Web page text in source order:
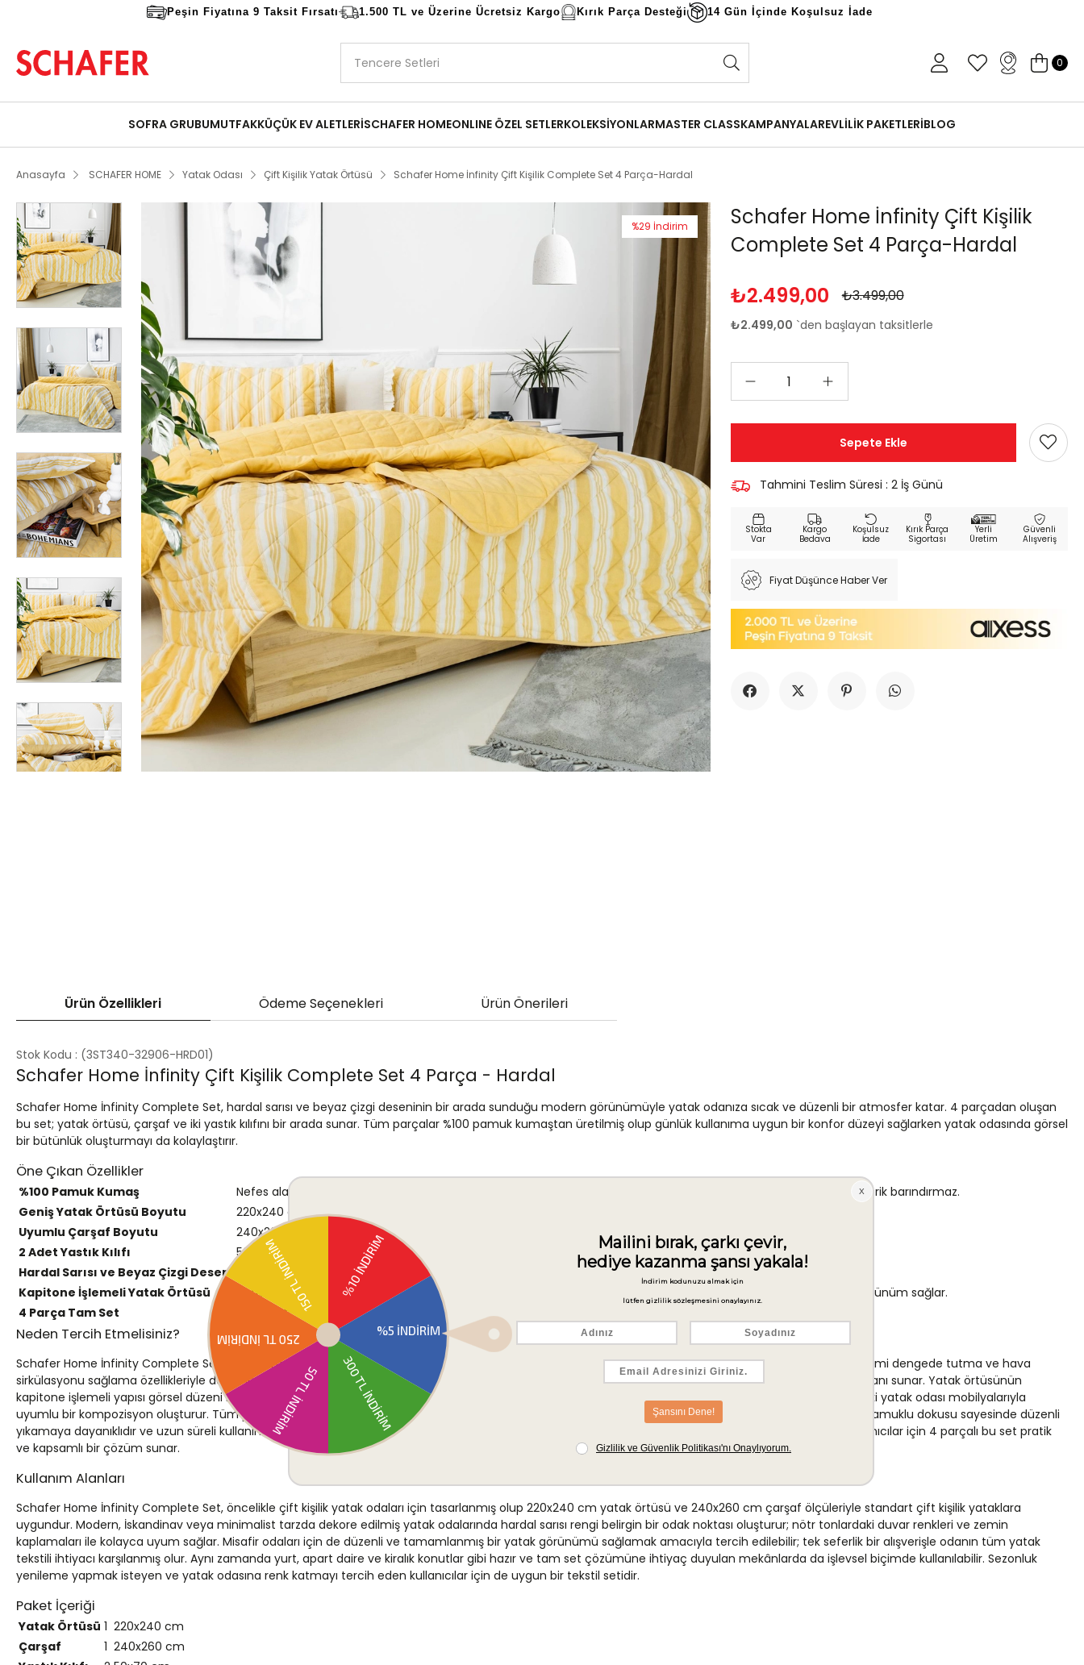
Peşin Fiyatına 9 Taksit Fırsatı 1.500 TL ve Üzerine Ücretsiz Kargo Kırık Parça Desteği 14 Gün İçinde Koşulsuz İade
0
SOFRA GRUBUMUTFAKKÜÇÜK EV ALETLERİSCHAFER HOMEONLINE ÖZEL SETLERKOLEKSİYONLARMASTER CLASSKAMPANYALAREVLİLİK PAKETLERİBLOG
Anasayfa SCHAFER HOME Yatak Odası Çift Kişilik Yatak Örtüsü Schafer Home İnfinity Çift Kişilik Complete Set 4 Parça-Hardal
%29 İndirim
Schafer Home İnfinity Çift Kişilik
Complete Set 4 Parça-Hardal
₺3.499,00
₺2.499,00
₺2.499,00 `den başlayan taksitlerle
Tahmini Teslim Süresi : 2 İş Günü
Kargo
Bedava
Koşulsuz
İade
Kırık Parça
Sigortası
Yerli
Üretim
Güvenli
Alışveriş
Fiyat Düşünce Haber Ver
Ürün Özellikleri Ödeme Seçenekleri Ürün Önerileri
Stok Kodu (3ST340-32906-HRD01)
Schafer Home İnfinity Çift Kişilik Complete Set 4 Parça - Hardal
Schafer Home İnfinity Complete Set, hardal sarısı ve beyaz çizgi deseninin bir arada sunduğu modern görünümüyle yatak odanıza sıcak ve düzenli bir atmosfer katar. 4 parçadan oluşan
bu set; yatak örtüsü, çarşaf ve iki yastık kılıfını bir arada sunar. Tüm parçalar %100 pamuk kumaştan üretilmiş olup günlük kullanıma uygun bir konfor düzeyi sağlarken yatak odasında görsel
bir bütünlük oluşturmayı da kolaylaştırır.
Öne Çıkan Özellikler
%100 Pamuk Kumaş
Nefes alabilen pamuk yapısı sayesinde ten ile temas eden yüzeylerde yumuşak ve doğal bir his sunar; sentetik içerik barındırmaz.
Geniş Yatak Örtüsü Boyutu
220x240 cm ölçüsüyle çift kişilik yatakları tam olarak örter ve yataktan sarkmaz.
Uyumlu Çarşaf Boyutu
240x260 cm ölçüsündeki çarşaf, yatak boyutuna göre rahatlıkla ayarlanabilir ve düzenli bir görüntü sunar.
2 Adet Yastık Kılıfı
50x70 cm ölçüsündeki yastık kılıfları, set ile tam renk ve desen uyumu sağlar.
Hardal Sarısı ve Beyaz Çizgi Deseni
İki yüzlü desen kurgusu; hardal düz yüzey ile çizgili yüzü bir arada sunarak farklı görünüm seçenekleri tanır.
Kapitone İşlemeli Yatak Örtüsü
Yatak örtüsü üzerindeki kapitone dikiş deseni, kumaşın şeklini korumasına yardımcı olur ve yüzeyde düzgün bir görünüm sağlar.
4 Parça Tam Set
Yatak örtüsü, çarşaf ve iki yastık kılıfı birlikte sunulduğundan parça parça ürün arayışına gerek kalmaz.
Neden Tercih Etmelisiniz?
Schafer Home İnfinity Complete Set, %100 pamuk dokusuyla cilt dostu bir uyku ortamı oluşturmak isteyenler için işlevsel bir seçenektir. Pamuk kumaş; nemi dengede tutma ve hava
sirkülasyonu sağlama özellikleriyle dört mevsim kullanıma uygundur. Sıcak yaz gecelerinde aşırı ısınmayı önlerken serin havalarda da yeterli bir örtü katmanı sunar. Yatak örtüsünün
kapitone işlemeli yapısı görsel düzeni korurken çarşaf ve yastık kılıflarıyla renk bütünlüğü sağlanmaktadır. Hardal sarısı tonu, beyaz veya ahşap tonlarındaki yatak odası mobilyalarıyla
uyumlu bir kompozisyon oluşturur. Tüm parçalar eşleştirilmiş boyutlarda tasarlanmış olduğundan sete dahil ürünlerin birbirine uyum sorunu yaşanmaz. Pamuklu dokusu sayesinde düzenli
yıkamaya dayanıklıdır ve uzun süreli kullanımda renk canlılığını koruyacak şekilde üretilmiştir. Günlük kullanımda dayanıklılık ve görsel tutarlılık arayan kullanıcılar için 4 parçalı bu set pratik
ve kapsamlı bir çözüm sunar.
Kullanım Alanları
Schafer Home İnfinity Complete Set, öncelikle çift kişilik yatak odaları için tasarlanmış olup 220x240 cm yatak örtüsü ve 240x260 cm çarşaf ölçüleriyle standart çift kişilik yataklara
uygundur. Modern, İskandinav veya minimalist tarzda dekore edilmiş yatak odalarında hardal sarısı rengi belirgin bir odak noktası oluşturur; nötr tonlardaki duvar renkleri ve zemin
kaplamaları ile kolayca uyum sağlar. Misafir odaları için de düzenli ve tamamlanmış bir yatak görünümü sağlamak amacıyla tercih edilebilir; tek seferlik bir alışverişle odanın tüm yatak
tekstili ihtiyacı karşılanmış olur. Aynı zamanda yurt, apart daire ve kiralık konutlar gibi hazır ve tam set çözümüne ihtiyaç duyulan mekânlarda da işlevsel biçimde kullanılabilir. Sezonluk
yenileme yapmak isteyen ve yatak odasına renk katmayı tercih eden kullanıcılar için de uygun bir tekstil setidir.
Paket İçeriği
Yatak Örtüsü 1 220x240 cm
Çarşaf
1 240x260 cm